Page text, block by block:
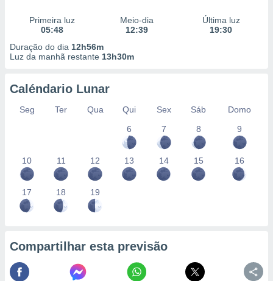
Primeira luz
05:48
Meio-dia
12:39
Última luz
19:30
Duração do dia 12h56m
Luz da manhã restante 13h30m
Caléndario Lunar
Seg Ter Qua Qui Sex Sáb
Domo
6
7 8 9
10 11 12 13 14 15 16
17 18 19
Compartilhar esta previsão